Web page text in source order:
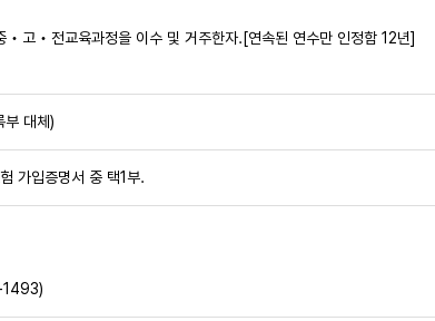
‧전교육과정을 이수 및 거주한자.[연속된 연수만 인정함 12년]
부 대체)
가입증명서 중 택1부.